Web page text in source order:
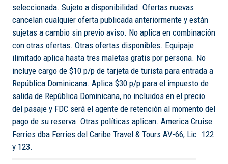
seleccionada. Sujeto a disponibilidad. Ofertas nuevas
cancelan cualquier oferta publicada anteriormente y están
sujetas a cambio sin previo aviso. No aplica en combinación
con otras ofertas. Otras ofertas disponibles. Equipaje
ilimitado aplica hasta tres maletas gratis por persona. No
incluye cargo de $10 p/p de tarjeta de turista para entrada a
República Dominicana. Aplica $30 p/p para el impuesto de
salida de República Dominicana, no incluidos en el precio
del pasaje y FDC será el agente de retención al momento del
pago de su reserva. Otras políticas aplican. America Cruise
Ferries dba Ferries del Caribe Travel & Tours AV-66, Lic. 122
y 123.